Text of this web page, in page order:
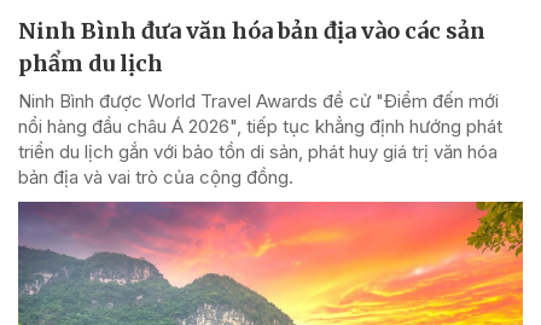
Ninh Bình đưa văn hóa bản địa vào các sản
phẩm du lịch
Ninh Bình được World Travel Awards đề cử "Điểm đến mới
nổi hàng đầu châu Á 2026", tiếp tục khẳng định hướng phát
triển du lịch gắn với bảo tồn di sản, phát huy giá trị văn hóa
bản địa và vai trò của cộng đồng.